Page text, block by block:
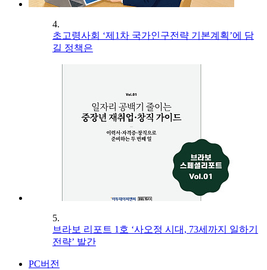
4.
초고령사회 ‘제1차 국가인구전략 기본계획’에 담
길 정책은
5.
브라보 리포트 1호 ‘사오정 시대, 73세까지 일하기
전략’ 발간
PC버전